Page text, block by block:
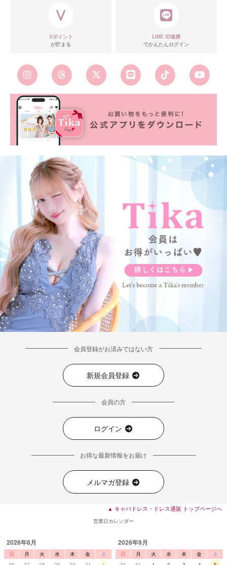
Vポイント
が貯まる
LINE ID連携
でかんたんログイン
会員登録がお済みではない方
新規会員登録
会員の方
ログイン
お得な最新情報をお届け
メルマガ登録
▲ キャバドレス・ドレス通販 トップページへ
営業日カレンダー
2026年8月
日 月 火 水 木 金
土
2026年9月
日 月 火 水 木 金
土